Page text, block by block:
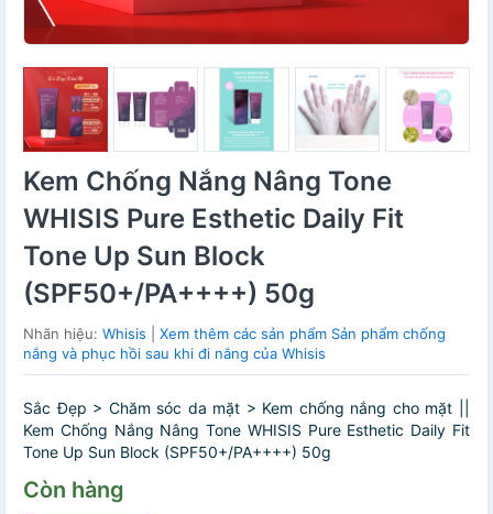
Kem Chống Nắng Nâng Tone
WHISIS Pure Esthetic Daily Fit
Tone Up Sun Block
(SPF50+/PA++++) 50g
Nhãn hiệu: Whisis
Xem thêm các sản phẩm Sản phẩm chống
nắng và phục hồi sau khi đi nắng của Whisis
Sắc Đẹp > Chăm sóc da mặt > Kem chống nắng cho mặt ||
Kem Chống Nắng Nâng Tone WHISIS Pure Esthetic Daily Fit
Tone Up Sun Block (SPF50+/PA++++) 50g
Còn hàng